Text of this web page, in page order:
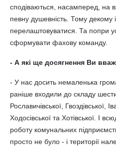
сподіваються, насамперед, на
певну душевність. Тому декому
перелаштовуватися. Та попри
сформувати фахову команду.
- А які ще досягнення Ви
- У нас досить немаленька
раніше входили до складу
Рославичівської, Гвоздівської,
Ходосівської та Хотівської. І
роботу комунальних
просто не було - і території